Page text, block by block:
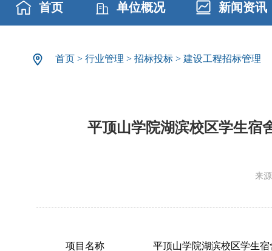
首页 单位概况 新闻资讯
首页 > 行业管理 > 招标投标 > 建设工程招标管理
平顶山学院湖滨校区学生宿
来
项目名称 平顶山学院湖滨校区学生